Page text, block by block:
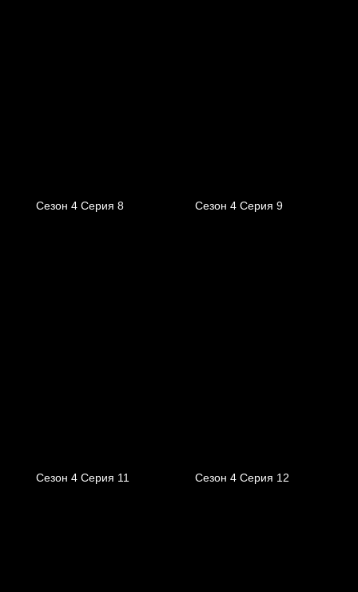
Сезон 4 Серия 8 Сезон 4 Серия 9
Сезон 4 Серия 11 Сезон 4 Серия 12